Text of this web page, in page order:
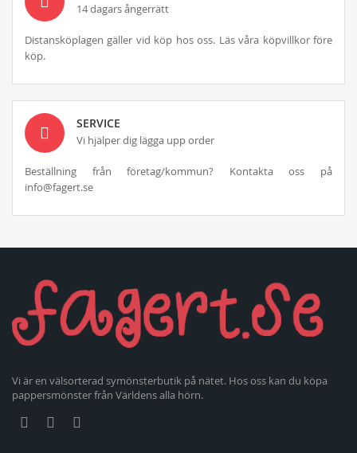
14 dagars ångerrätt
Distansköplagen gäller vid köp hos oss. Läs våra köpvillkor före
köp.
SERVICE
Vi hjälper dig lägga upp order
Beställning från företag/kommun? Kontakta oss på
info@fagert.se
Vi är en välsorterad symönsterbutik på nätet. Hos oss kan du köpa
pappersmönster från Världens alla hörn.